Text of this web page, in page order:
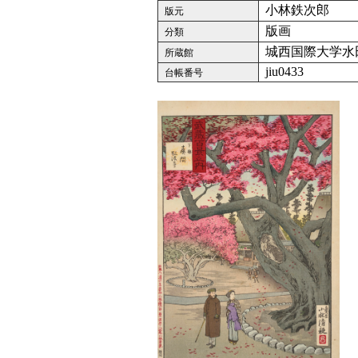
版元 小林鉄次郎
分類 版画
所蔵館 城西国際大学水
台帳番号 jiu0433